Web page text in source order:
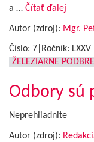
a … Čítať ďalej
Autor (zdroj): Mgr.
Číslo: 7|Ročník:
ŽELEZIARNE
Odbory sú
Neprehliadnite
Autor (zdroj):